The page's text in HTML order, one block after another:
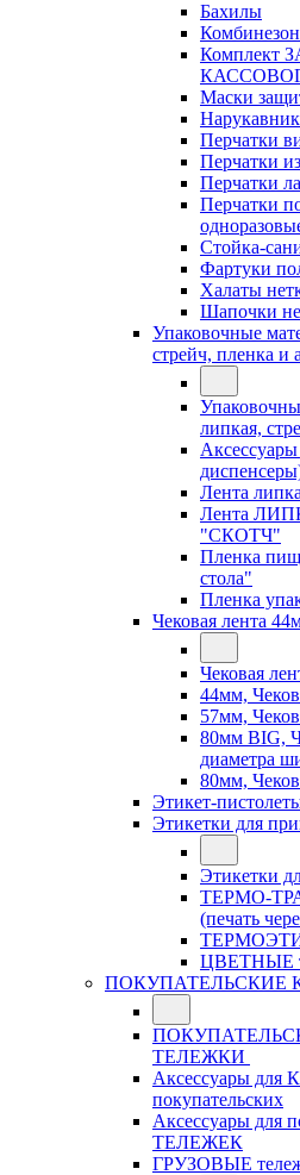
Бахилы
Комплект
Маски
Перчатки
Перчатки
Перчатки
Перчатки
Стойка-
Фартуки
Халаты
Шапочки
Упаковочные
стрейч, пленка и
липкая,
Лента
Лента
"СКОТЧ"
Пленка
стола"
Пленка
Чековая лента
Чековая
44мм,
57мм,
80мм BIG,
диаметра
80мм,
Этикет-
Этикетки для
Этикетки
ТЕРМО-
(печать
ЦВЕТНЫЕ
ПОКУПАТЕЛЬСКИЕ
ТЕЛЕЖКИ
Аксессуары
покупательских
Аксессуары для
ТЕЛЕЖЕК
ГРУЗОВЫЕ